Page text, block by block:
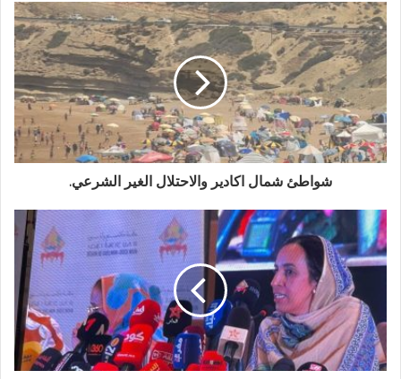
د
ك
ا
ل
إ
ل
ك
ت
ر
ي
شواطئ شمال اكادير والاحتلال الغير الشرعي.